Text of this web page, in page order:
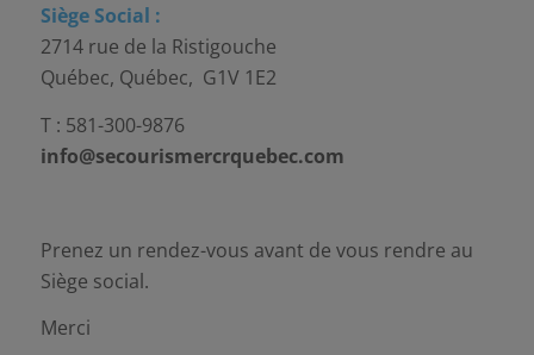
Siège Social :
2714 rue de la Ristigouche
Québec, Québec, G1V 1E2
T : 581-300-9876
info@secourismercrquebec.com
Prenez un rendez-vous avant de vous rendre au
Siège social.
Merci